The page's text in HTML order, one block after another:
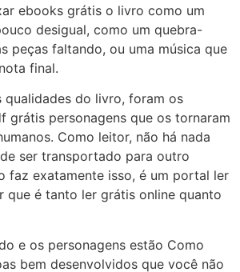
ebooks grátis o livro como um
desigual, como um quebra-
peças faltando, ou uma música que
final.
qualidades do livro, foram os
grátis personagens que os tornaram
Como leitor, não há nada
ser transportado para outro
faz exatamente isso, é um portal ler
que é tanto ler grátis online quanto
e os personagens estão Como
bem desenvolvidos que você não